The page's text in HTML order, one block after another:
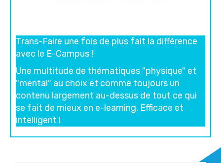
Trans-Faire une fois de plus fait la différence
avec le E-Campus !
Une multitude de thématiques "physique" et
"mental" au choix et comme toujours un
contenu largement au-dessus de tout ce qui
se fait de mieux en e-learning. Efficace et
intelligent !